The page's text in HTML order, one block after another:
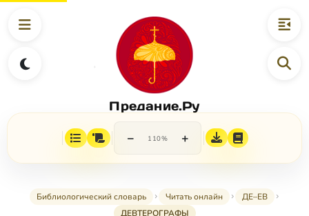
Предание.Ру
− 110% +
Библиологический словарь Читать онлайн
ДЕ–ЕВ
ДЕВТЕРОГРАФЫ